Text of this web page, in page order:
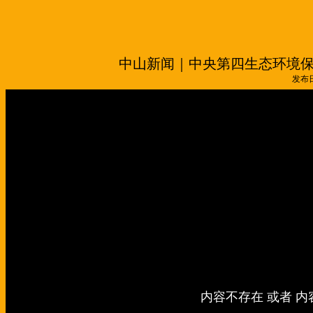
中山新闻｜中央第四生态环境
发布